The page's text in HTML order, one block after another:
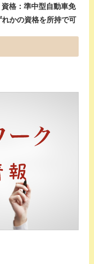
格：準中型自動車免
かの資格を所持で可